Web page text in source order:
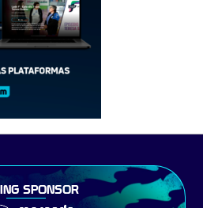
SPONSOR